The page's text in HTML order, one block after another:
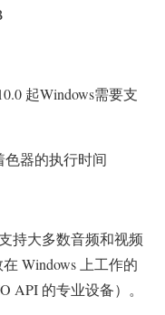
起Windows需要支
器的执行时间
持大多数音频和视频
Windows 上工作的
API 的专业设备）。